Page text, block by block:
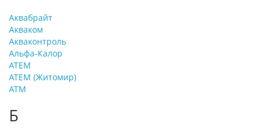
Аквабрайт
Акваком
Акваконтроль
Альфа-Калор
АТЕМ
АТЕМ (Житомир)
АТМ
Б